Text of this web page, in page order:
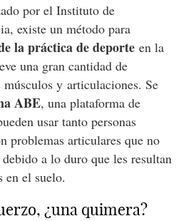
por el Instituto de
existe un método para
la práctica de deporteen la
una gran cantidad de
músculos y articulaciones. Se
ABE, una plataforma de
usar tanto personas
problemas articulares que no
a lo duro que les resultan
en el suelo.
¿una quimera?